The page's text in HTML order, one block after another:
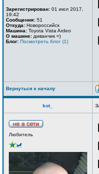
Зарегистрирован: 01 июл 2017,
19:42
Сообщения: 51
Откуда: Новороссийск
Машина: Toyota Vista Ardeo
О машине: диванчик =)
Блог: Посмотреть блог (1)
Вернуться к началу
kot_
Любитель